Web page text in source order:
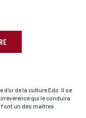
d'or de la culture Edo. Il se
qui le conduira
font un des maîtres